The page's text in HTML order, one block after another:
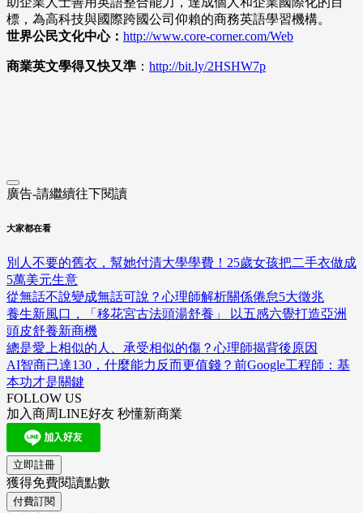
標，為高科技與國際跨國公司仰賴的商務英語學習機構。
世界公民文化中心： http://www.core-corner.com/Web
商業英文學得又快又準 ： http://bit.ly/2HSHW7p
廣告-請繼續往下閱讀
大家都在看
別人不要的舊衣，幫她付清大學學費！25歲女孩把二手衣做成
5萬美元生意
從無話不說變成無話可說？心理師解析關係倦怠5大徵兆
養生新風口，「移花宮古法頭湯舒養」 以五感六覺打造亞洲
頭皮舒養新商機
總是愛上相似的人、承受相似的傷？心理師揭背後原因
AI智商已達130，什麼能力反而更值錢？前Google工程師：基
本功才是關鍵
FOLLOW US
加入商周LINE好友 秒懂新商業
立即註冊
獲得免費閱讀點數
付費訂閱